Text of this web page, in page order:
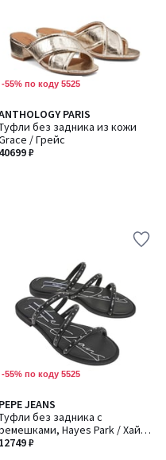
-55% по коду 5525
PARIS
без задника из кожи
/ Грейс
40699 ₽
-55% по коду 5525
PEPE JEANS
без задника с
Hayes Park / Хайес
Парк
12749 ₽